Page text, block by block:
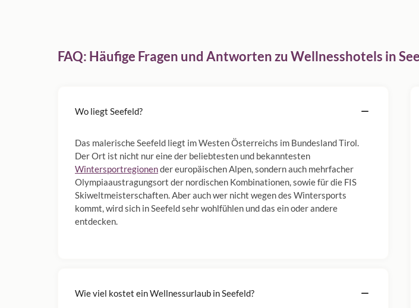
FAQ: Häufige Fragen und Antworten zu Wellnesshotels in
Wo liegt Seefeld?
Das malerische Seefeld liegt im Westen Österreichs im Bundesland Tirol.
Der Ort ist nicht nur eine der beliebtesten und bekanntesten
Wintersportregionender europäischen Alpen, sondern auch mehrfacher
Olympiaaustragungsort der nordischen Kombinationen, sowie für die FIS
Skiweltmeisterschaften. Aber auch wer nicht wegen des Wintersports
kommt, wird sich in Seefeld sehr wohlfühlen und das ein oder andere
entdecken.
Wie viel kostet ein Wellnessurlaub in Seefeld?